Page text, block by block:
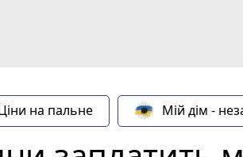
на пальне Мій дім -